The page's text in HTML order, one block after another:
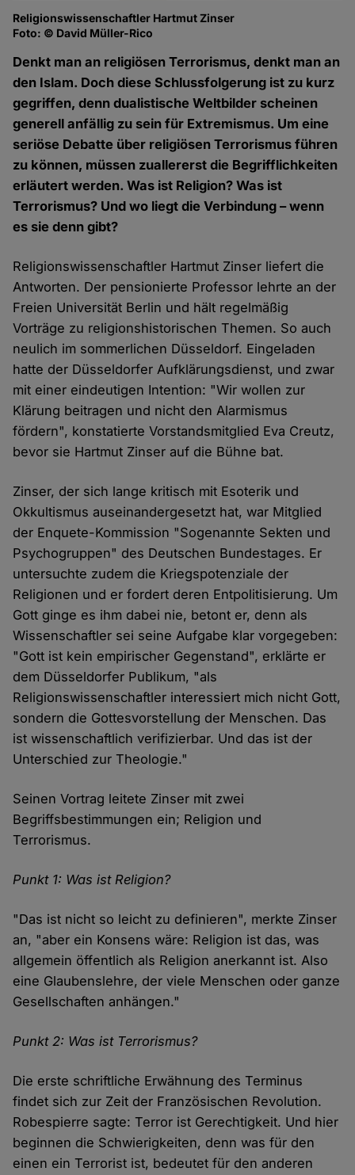
Religionswissenschaftler Hartmut Zinser
Foto: © David Müller-Rico
Denkt man an religiösen Terrorismus, denkt man an
den Islam. Doch diese Schlussfolgerung ist zu kurz
gegriffen, denn dualistische Weltbilder scheinen
generell anfällig zu sein für Extremismus. Um eine
seriöse Debatte über religiösen Terrorismus führen
zu können, müssen zuallererst die Begrifflichkeiten
erläutert werden. Was ist Religion? Was ist
Terrorismus? Und wo liegt die Verbindung – wenn
es sie denn gibt?
Religionswissenschaftler Hartmut Zinser liefert die
Antworten. Der pensionierte Professor lehrte an der
Freien Universität Berlin und hält regelmäßig
Vorträge zu religionshistorischen Themen. So auch
neulich im sommerlichen Düsseldorf. Eingeladen
hatte der Düsseldorfer Aufklärungsdienst, und zwar
mit einer eindeutigen Intention: "Wir wollen zur
Klärung beitragen und nicht den Alarmismus
fördern", konstatierte Vorstandsmitglied Eva Creutz,
bevor sie Hartmut Zinser auf die Bühne bat.
Zinser, der sich lange kritisch mit Esoterik und
Okkultismus auseinandergesetzt hat, war Mitglied
der Enquete-Kommission "Sogenannte Sekten und
Psychogruppen" des Deutschen Bundestages. Er
untersuchte zudem die Kriegspotenziale der
Religionen und er fordert deren Entpolitisierung. Um
Gott ginge es ihm dabei nie, betont er, denn als
Wissenschaftler sei seine Aufgabe klar vorgegeben:
"Gott ist kein empirischer Gegenstand", erklärte er
dem Düsseldorfer Publikum, "als
Religionswissenschaftler interessiert mich nicht Gott,
sondern die Gottesvorstellung der Menschen. Das
ist wissenschaftlich verifizierbar. Und das ist der
Unterschied zur Theologie."
Seinen Vortrag leitete Zinser mit zwei
Begriffsbestimmungen ein; Religion und
Terrorismus.
Punkt 1: Was ist Religion?
"Das ist nicht so leicht zu definieren", merkte Zinser
an, "aber ein Konsens wäre: Religion ist das, was
allgemein öffentlich als Religion anerkannt ist. Also
eine Glaubenslehre, der viele Menschen oder ganze
Gesellschaften anhängen."
Punkt 2: Was ist Terrorismus?
Die erste schriftliche Erwähnung des Terminus
findet sich zur Zeit der Französischen Revolution.
Robespierre sagte: Terror ist Gerechtigkeit. Und hier
beginnen die Schwierigkeiten, denn was für den
einen ein Terrorist ist, bedeutet für den anderen